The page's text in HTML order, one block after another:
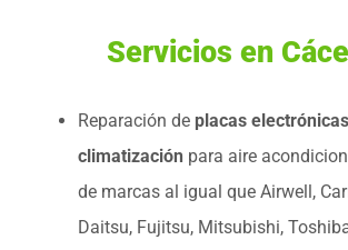
Servicios en
Reparación de placas
climatización para aire
de marcas al igual que Airwell,
Daitsu, Fujitsu, Mitsubishi,